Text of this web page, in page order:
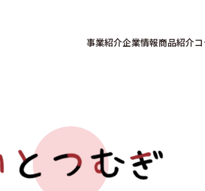
事業紹介企業情報商品紹介